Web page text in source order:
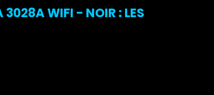
3028A WIFI - NOIR : LES